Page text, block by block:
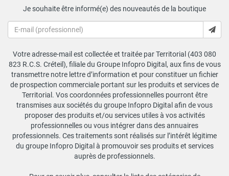
Je souhaite être informé(e) des nouveautés de la boutique
Votre adresse-mail est collectée et traitée par Territorial (403 080
823 R.C.S. Créteil), filiale du Groupe Infopro Digital, aux fins de vous
transmettre notre lettre d’information et pour constituer un fichier
de prospection commerciale portant sur les produits et services de
Territorial. Vos coordonnées professionnelles pourront être
transmises aux sociétés du groupe Infopro Digital afin de vous
proposer des produits et/ou services utiles à vos activités
professionnelles ou vous intégrer dans des annuaires
professionnels. Ces traitements sont réalisés sur l’intérêt légitime
du groupe Infopro Digital à promouvoir ses produits et services
auprès de professionnels.